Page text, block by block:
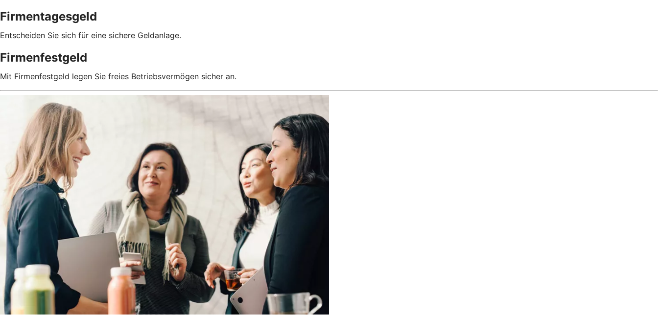
Firmentagesgeld
Entscheiden Sie sich für eine sichere Geldanlage.
Firmenfestgeld
Mit Firmenfestgeld legen Sie freies Betriebsvermögen sicher an.